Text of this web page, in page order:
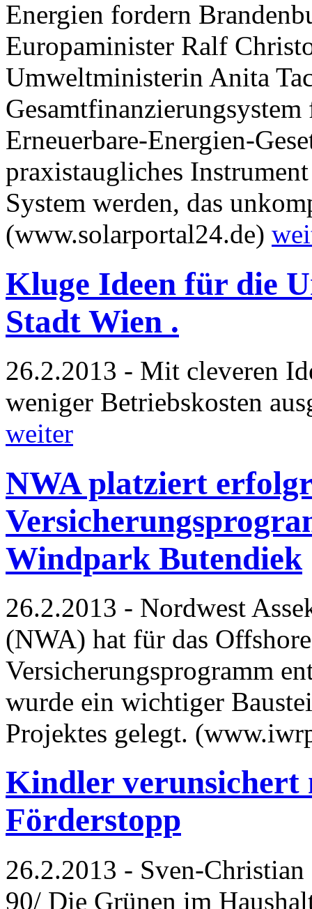
Energien fordern
Europaminister Ralf
Umweltministerin Anita
Erneuerbare-Energien-
praxistaugliches
System werden, das
(www.solarportal24.de)
Kluge Ideen für die
Stadt Wien .
26.2.2013 - Mit cleveren
weniger Betriebskosten
weiter
NWA platziert
Windpark Butendiek
26.2.2013 - Nordwest
(NWA) hat für das
Versicherungsprogramm
wurde ein wichtiger
Projektes gelegt.
Kindler
Förderstopp
26.2.2013 - Sven-
90/ Die Grünen im